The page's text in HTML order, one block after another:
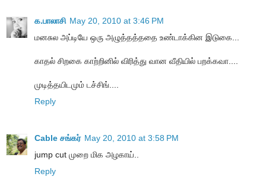
க.பாலாசி May 20, 2010 at 3:46 PM
மனசுல அப்டியே ஒரு அழுத்தத்ததை உண்டாக்கின இடுகை...
காதல் சிறகை காற்றினில் விரித்து வான வீதியில் பறக்கவா....
முடித்தயிடமும் டச்சிங்....
Reply
Cable சங்கர் May 20, 2010 at 3:58 PM
jump cut முறை மிக அழகாய்..
Reply